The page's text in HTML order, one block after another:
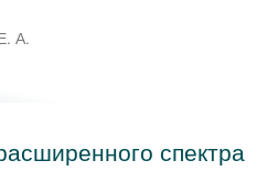
А.
спектра